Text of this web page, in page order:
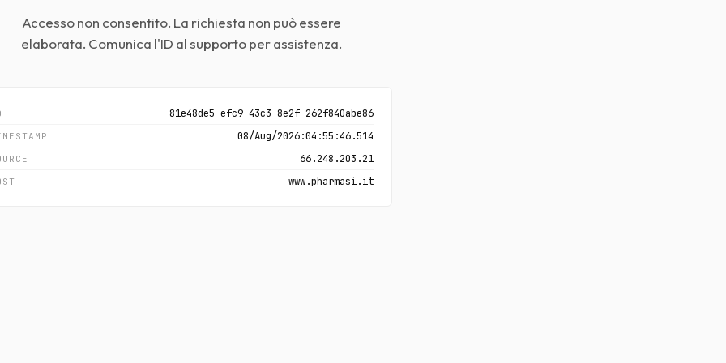
Accesso non consentito. La richiesta non può essere
elaborata. Comunica l'ID al supporto per assistenza.
81e48de5-efc9-43c3-8e2f-262f840abe86
08/Aug/2026:04:55:46.514
66.248.203.21
www.pharmasi.it